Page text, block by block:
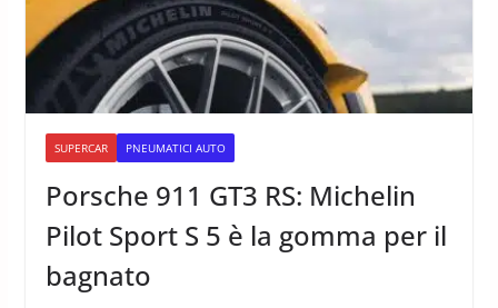
SUPERCAR PNEUMATICI AUTO
Porsche 911 GT3 RS: Michelin
Pilot Sport S 5 è la gomma per il
bagnato